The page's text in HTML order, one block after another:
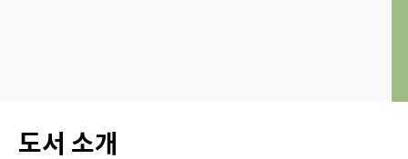
도서 소개